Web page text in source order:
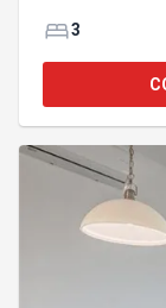
corridors. -
spas
geyser
en forêt pour
3